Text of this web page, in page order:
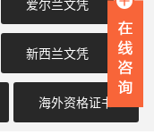
爱尔兰文凭
新西兰文凭
海外资格证书